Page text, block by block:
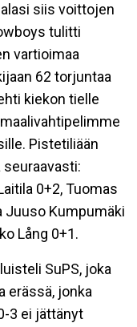
siis voittojen
tulitti
vartioimaa
62 torjuntaa
kiekon tielle
Pistetiliään
0+2, Tuomas
Juuso Kumpumäki
Lång 0+1.
SuPS, joka
erässä, jonka
3 ei jättänyt